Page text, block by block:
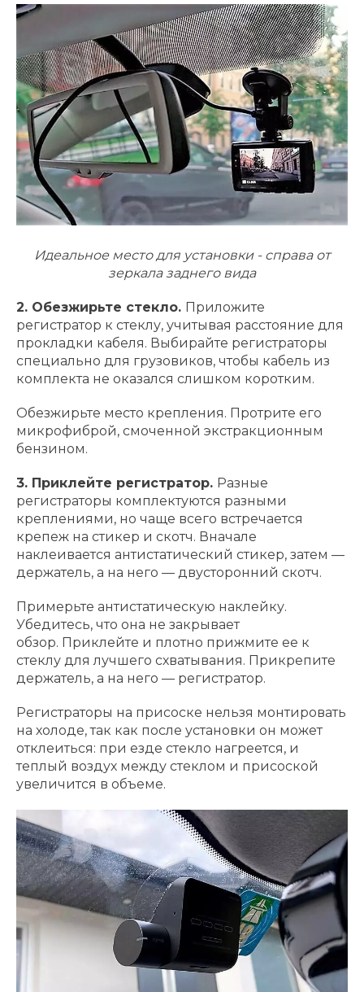
Идеальное место для установки - справа от
зеркала заднего вида
2. Обезжирьте стекло. Приложите
регистратор к стеклу, учитывая расстояние для
прокладки кабеля. Выбирайте регистраторы
специально для грузовиков, чтобы кабель из
комплекта не оказался слишком коротким.
Обезжирьте место крепления. Протрите его
микрофиброй, смоченной экстракционным
бензином.
3. Приклейте регистратор. Разные
регистраторы комплектуются разными
креплениями, но чаще всего встречается
крепеж на стикер и скотч. Вначале
наклеивается антистатический стикер, затем —
держатель, а на него — двусторонний скотч.
Примерьте антистатическую наклейку.
Убедитесь, что она не закрывает
обзор. Приклейте и плотно прижмите ее к
стеклу для лучшего схватывания. Прикрепите
держатель, а на него — регистратор.
Регистраторы на присоске нельзя монтировать
на холоде, так как после установки он может
отклеиться: при езде стекло нагреется, и
теплый воздух между стеклом и присоской
увеличится в объеме.